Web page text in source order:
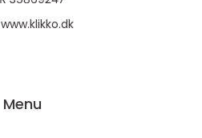
www.klikko.dk
Menu